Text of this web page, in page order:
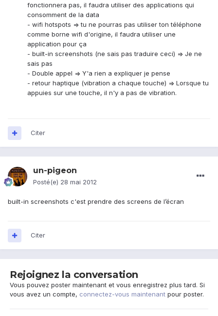
fonctionnera pas, il faudra utiliser des applications qui
consomment de la data
- wifi hotspots => tu ne pourras pas utiliser ton téléphone
comme borne wifi d'origine, il faudra utiliser une
application pour ça
- built-in screenshots (ne sais pas traduire ceci) => Je ne
sais pas
- Double appel => Y'a rien a expliquer je pense
- retour haptique (vibration a chaque touche) => Lorsque tu
appuies sur une touche, il n'y a pas de vibration.
Citer
un-pigeon
Posté(e) 28 mai 2012
built-in screenshots c'est prendre des screens de l’écran
Citer
Rejoignez la conversation
Vous pouvez poster maintenant et vous enregistrez plus tard. Si
vous avez un compte, connectez-vous maintenant pour poster.